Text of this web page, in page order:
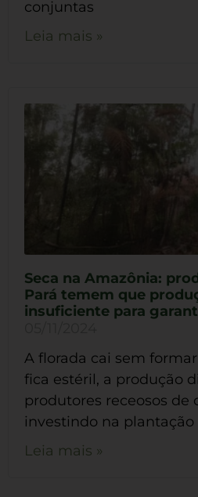
conjuntas
Leia mais »
Seca na Amazônia:
Pará temem que
insuficiente para
A florada cai sem
fica estéril, a produção
produtores receosos de
investindo na plantação
Leia mais »